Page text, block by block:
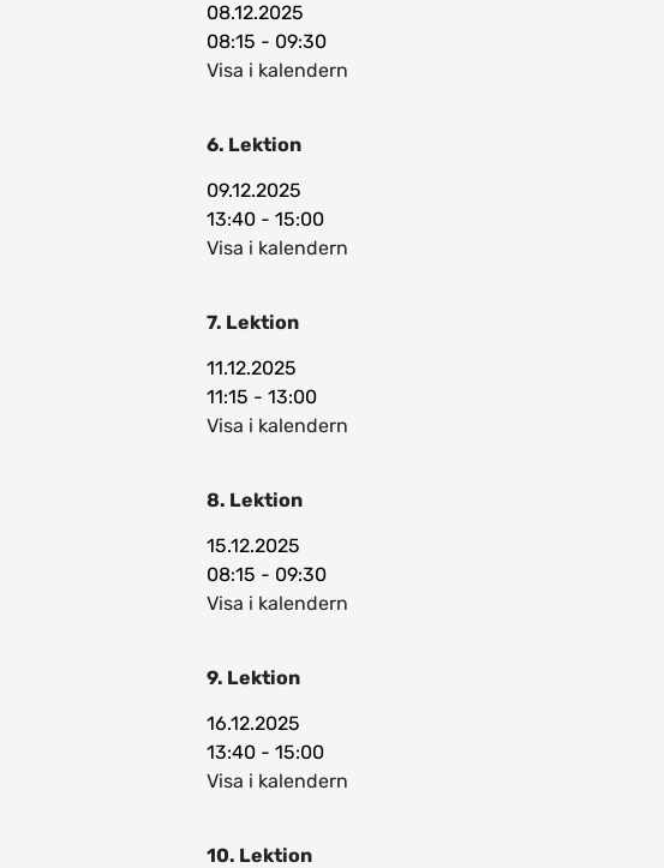
08.12.2025
08:15 - 09:30
Visa i kalendern
6. Lektion
09.12.2025
13:40 - 15:00
Visa i kalendern
7. Lektion
11.12.2025
11:15 - 13:00
Visa i kalendern
8. Lektion
15.12.2025
08:15 - 09:30
Visa i kalendern
9. Lektion
16.12.2025
13:40 - 15:00
Visa i kalendern
10. Lektion